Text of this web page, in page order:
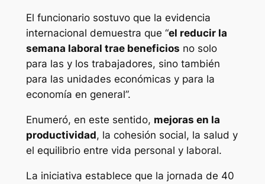
El funcionario sostuvo que la evidencia
internacional demuestra que “el reducir la
semana laboral trae beneficios no solo
para las y los trabajadores, sino también
para las unidades económicas y para la
economía en general”.
Enumeró, en este sentido, mejoras en la
productividad, la cohesión social, la salud y
el equilibrio entre vida personal y laboral.
La iniciativa establece que la jornada de 40